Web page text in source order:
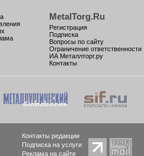
MetalTorg.Ru
Регистрация
Подписка
Вопросы по сайту
Ограничение ответственности
ИА Металлторг.ру
Контакты
Контакты редакции
Подписка на услуги
Реклама на сайте